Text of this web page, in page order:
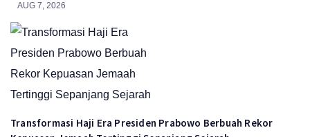
AUG 7, 2026
Transformasi Haji Era Presiden Prabowo Berbuah Rekor